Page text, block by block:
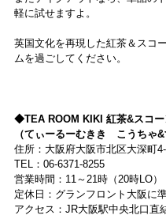
軽に試せますよ。
英国文化を再現した紅茶＆スコ
ムを過ごしてください。
◆TEA ROOM KIKI 紅茶&スコー
（てぃーるーむきき こうちゃ&
住所：大阪府大阪市北区大深町
TEL：06-6371-8255
営業時間：11～21時（20時LO）
定休日：グランフロント大阪に
アクセス：JR大阪駅中央北口直